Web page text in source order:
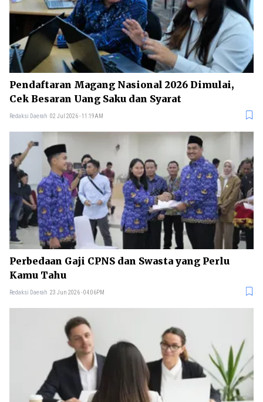
Pendaftaran Magang Nasional 2026 Dimulai,
Cek Besaran Uang Saku dan Syarat
Redaksi Daerah 02 Jul 2026 - 11:19AM
Perbedaan Gaji CPNS dan Swasta yang Perlu
Kamu Tahu
Redaksi Daerah 23 Jun 2026 - 04:06PM